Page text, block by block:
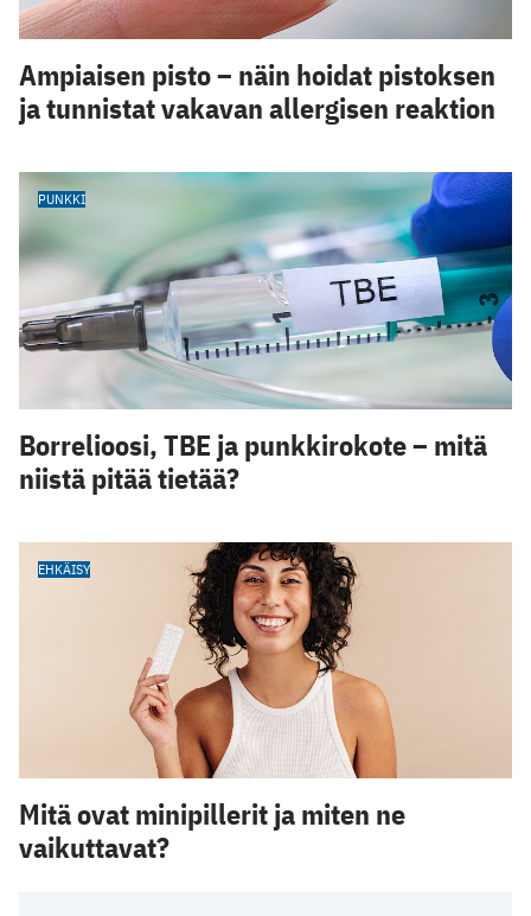
Ampiaisen pisto – näin hoidat pistoksen
ja tunnistat vakavan allergisen reaktion
PUNKKI
Borrelioosi, TBE ja punkkirokote – mitä
niistä pitää tietää?
EHKÄISY
Mitä ovat minipillerit ja miten ne
vaikuttavat?